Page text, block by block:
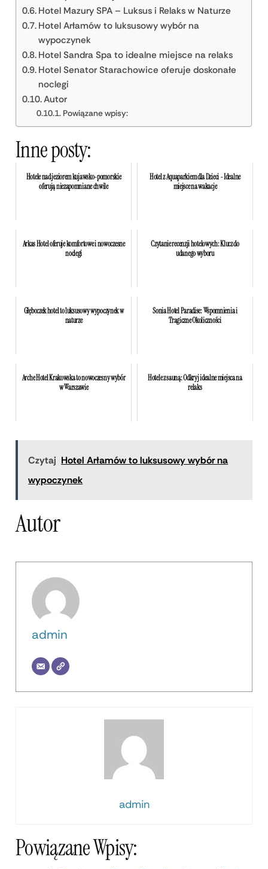
Hotel Mazury SPA – Luksus i Relaks w Naturze
Hotel Arłamów to luksusowy wybór na
wypoczynek
Hotel Sandra Spa to idealne miejsce na relaks
Hotel Senator Starachowice oferuje doskonałe
noclegi
Autor
Powiązane wpisy:
Inne posty:
Hotele nad jeziorem kujawsko-pomorskie
oferują niezapomniane chwile
Hotel z Aquaparkiem dla Dzieci - Idealne
miejsce na wakacje
Arkas Hotel oferuje komfortowe i nowoczesne
noclegi
Czytanie recenzji hotelowych: Klucz do
udanego wyboru
Głęboczek hotel to luksusowy wypoczynek w
naturze
Sonia Hotel Paradise: Wspomnienia i
Tragiczne Okoliczności
Arche Hotel Krakowska to nowoczesny wybór
w Warszawie
Hotele z sauną: Odkryj idealne miejsca na
relaks
Czytaj Hotel Arłamów to luksusowy wybór na
wypoczynek
Autor
admin
admin
Powiązane Wpisy: